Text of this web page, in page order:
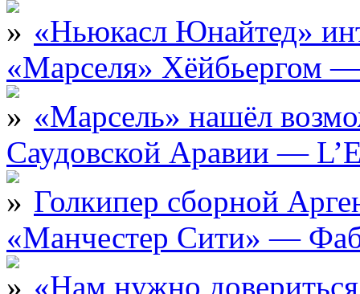
«Ньюкасл Юнайтед»
«Марселя» Хёйбьергом
«Марсель» нашёл
Саудовской Аравии —
Голкипер сборной
«Манчестер Сити» —
«Нам нужно